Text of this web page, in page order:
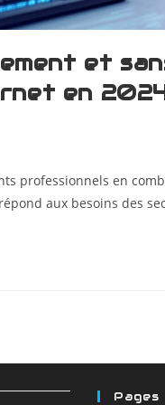
et
en
professionnels en
aux besoins des
Pages